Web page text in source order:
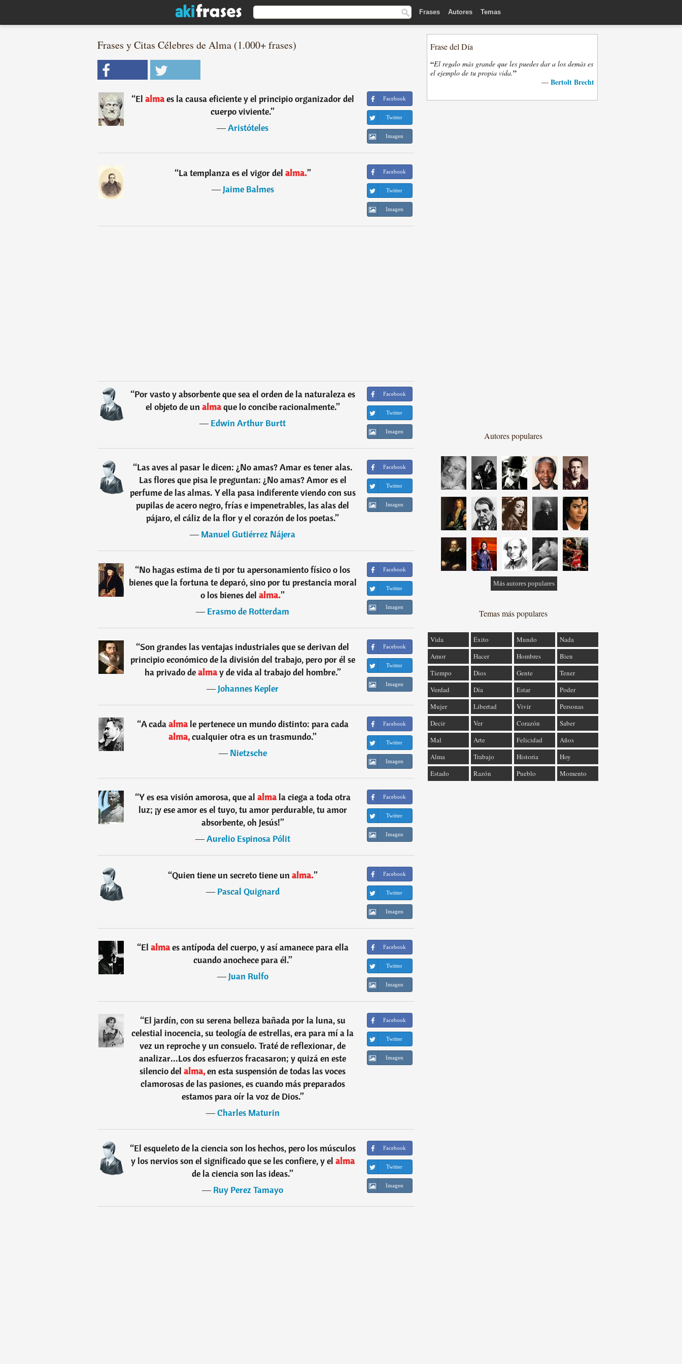
Frases Autores Temas
Frases y Citas Célebres de Alma (1.000+ frases)
“El almaes la causa eficiente y el principio organizador del
cuerpo viviente.”
―Aristóteles
Facebook
Twitter
Imagen
“La templanza es el vigor del alma.”
―Jaime Balmes
Facebook
Twitter
Imagen
“Por vasto y absorbente que sea el orden de la naturaleza es
el objeto de un almaque lo concibe racionalmente.”
―Edwin Arthur Burtt
Facebook
Twitter
Imagen
“Las aves al pasar le dicen: ¿No amas? Amar es tener alas.
Las flores que pisa le preguntan: ¿No amas? Amor es el
perfume de las almas. Y ella pasa indiferente viendo con sus
pupilas de acero negro, frías e impenetrables, las alas del
pájaro, el cáliz de la flor y el corazón de los poetas.”
―Manuel Gutiérrez Nájera
Facebook
Twitter
Imagen
“No hagas estima de ti por tu apersonamiento físico o los
bienes que la fortuna te deparó, sino por tu prestancia moral
o los bienes del alma.”
―Erasmo de Rotterdam
Facebook
Twitter
Imagen
“Son grandes las ventajas industriales que se derivan del
principio económico de la división del trabajo, pero por él se
ha privado dealmay de vida al trabajo del hombre.”
―Johannes Kepler
Facebook
Twitter
Imagen
“A cadaalma le pertenece un mundo distinto: para cada
alma,cualquier otra es un trasmundo.”
―Nietzsche
Facebook
Twitter
Imagen
“Y es esa visión amorosa, que al alma la ciega a toda otra
luz; ¡y ese amor es el tuyo, tu amor perdurable, tu amor
absorbente, oh Jesús!”
―Aurelio Espinosa Pólit
Facebook
Twitter
Imagen
“Quien tiene un secreto tiene un alma.”
―Pascal Quignard
Facebook
Twitter
Imagen
“El almaes antípoda del cuerpo, y así amanece para ella
cuando anochece para él.”
―Juan Rulfo
Facebook
Twitter
Imagen
“El jardín, con su serena belleza bañada por la luna, su
celestial inocencia, su teología de estrellas, era para mí a la
vez un reproche y un consuelo. Traté de reflexionar, de
analizar...Los dos esfuerzos fracasaron; y quizá en este
silencio del alma,en esta suspensión de todas las voces
clamorosas de las pasiones, es cuando más preparados
estamos para oír la voz de Dios.”
―Charles Maturin
Facebook
Twitter
Imagen
“El esqueleto de la ciencia son los hechos, pero los músculos
y los nervios son el significado que se les confiere, y el alma
de la ciencia son las ideas.”
―Ruy Perez Tamayo
Facebook
Twitter
Imagen
Frase del Día
“El regalo más grande que les puedes dar a los demás es
el ejemplo de tu propia vida.”
— Bertolt Brecht
Autores populares
Más autores populares
Temas más populares
Vida Éxito Mundo
Nada
Amor
Hacer Hombres
Bien
Tiempo
Dios Gente
Tener
Verdad
Día Estar
Poder
Mujer
Libertad Vivir
Personas
Decir
Ver Corazón
Saber
Mal
Arte Felicidad
Años
Alma
Trabajo Historia
Hoy
Estado
Razón Pueblo Momento